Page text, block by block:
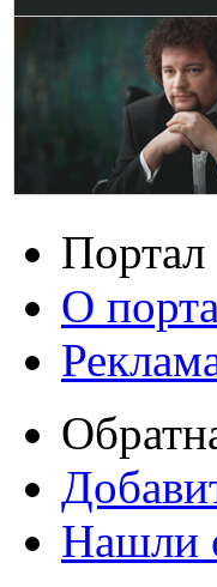
Портал
О
Нашли